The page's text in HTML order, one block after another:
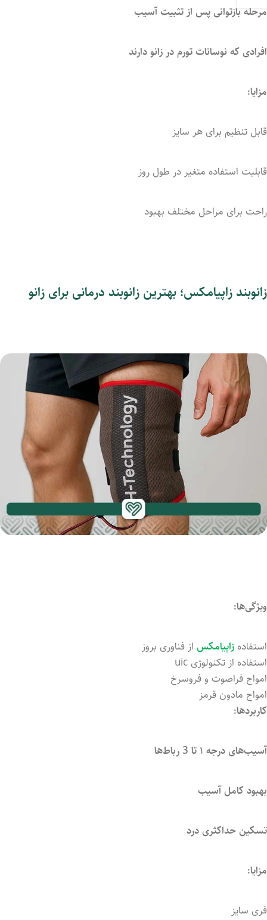
مرحله بازتوانی پس از تثبیتآسیب
افرادی که نوسانات تورمدر زانودارند
مزایا:
قابل تنظیم برای هر سایز
قابلیت استفاده متغیر در طول روز
راحت برای مراحل مختلف بهبود
زانوبند زاپیامکس؛ بهترین زانوبند درمانی برای زانو
ویژگی‌ها:
استفاده زاپیامکس از فناوری بروز
استفاده از تکنولوژی uic
امواج فراصوت و فروسرخ
امواج مادون قرمز
کاربردها:
آسیب‌های درجه ۱ تا 3رباط‌ها
بهبود کامل آسیب
تسکین حداکثری درد
مزایا:
فری سایز